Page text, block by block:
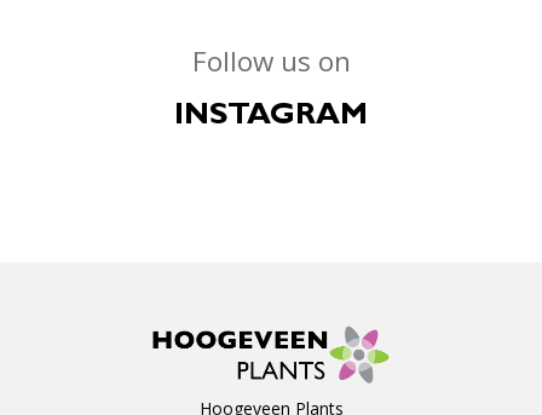
Follow us on
INSTAGRAM
Hoogeveen Plants